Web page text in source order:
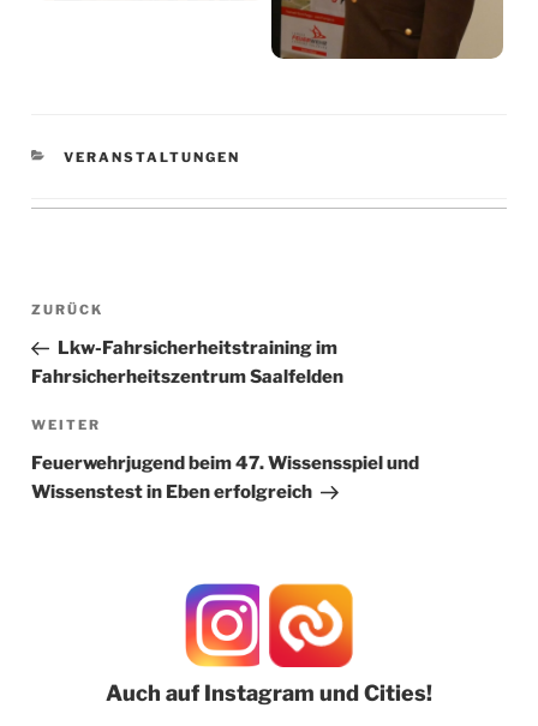
KATEGORIEN
VERANSTALTUNGEN
Beitragsnavigation
Vorheriger
Beitrag
ZURÜCK
Lkw-Fahrsicherheitstraining im
Fahrsicherheitszentrum Saalfelden
Nächster
Beitrag
WEITER
Feuerwehrjugend beim 47. Wissensspiel und
Wissenstest in Eben erfolgreich
Auch auf Instagram und Cities!